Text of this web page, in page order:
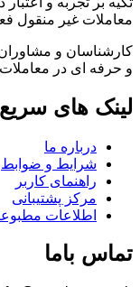
معاملات غیر منقول
کارشناسان و
و حرفه ای در معاملات
لینک های سریع
درباره ما
شرایط و ضوابط
راهنمای کاربر
مرکز پشتیبانی
اطلاعات
تماس باما